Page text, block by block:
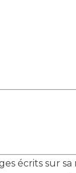
écrits sur